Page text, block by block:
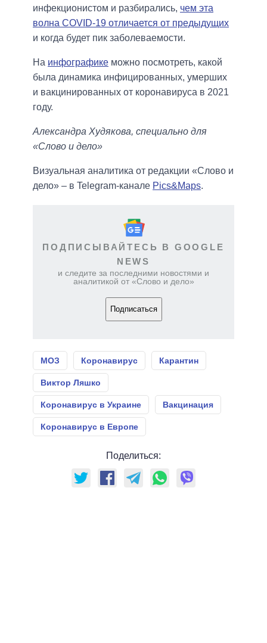
инфекционистом и разбирались, чем эта
волна COVID-19 отличается от предыдущих
и когда будет пик заболеваемости.
На инфографике можно посмотреть, какой
была динамика инфицированных, умерших
и вакцинированных от коронавируса в 2021
году.
Александра Худякова, специально для
«Слово и дело»
Визуальная аналитика от редакции «Слово и
дело» – в Telegram-канале Pics&Maps.
ПОДПИСЫВАЙТЕСЬ В GOOGLE
NEWS
и следите за последними новостями и
аналитикой от «Слово и дело»
Подписаться
МОЗ Коронавирус Карантин
Виктор Ляшко
Коронавирус в Украине Вакцинация
Коронавирус в Европе
Поделиться: